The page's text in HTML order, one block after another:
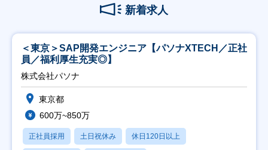
新着求人
＜東京＞SAP開発エンジニア【パソナXTECH／正社
員／福利厚生充実◎】
株式会社パソナ
東京都
600万~850万
正社員採用 土日祝休み 休日120日以上